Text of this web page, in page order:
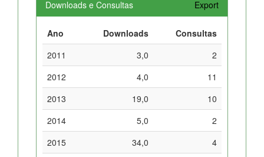
Downloads e Consultas Export
Ano Downloads
Consultas
2011
3,0
2
2012
4,0
11
2013
19,0
10
2014
5,0
2
2015
34,0
4